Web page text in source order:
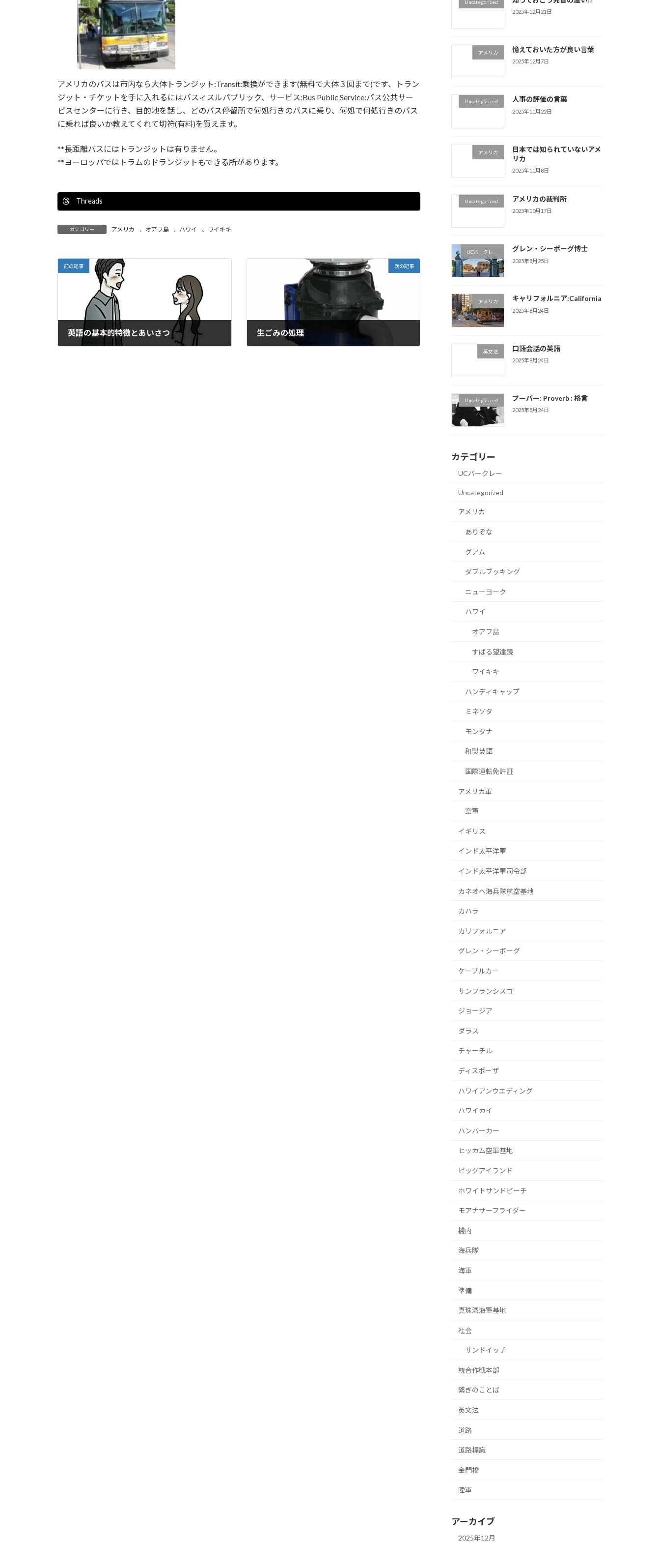
:
アメリカのバスは市内なら大体トランジット:Transit:乗換ができます(無料で大体３回まで)です、トラン
ジット・チケットを手に入れるにはバスィスルパプリック、サービス:Bus Public Service:バス公共サー
ビスセンターに行き、目的地を話し、どのバス停留所で何処行きのバスに乗り、何処で何処行きのバス
に乗れば良いか教えてくれて切符(有料)を買えます。
**長距離バスにはトランジットは有りません。
**ヨーロッパではトラムのドランジットもできる所があります。
Threads
カテゴリー アメリカ 、 オアフ島 、 ハワイ 、 ワイキキ
前の記事
英語の基本的特徴とあいさつ
次の記事
生ごみの処理
Uncategorized
2025年12月21日
アメリカ 憶えておいた方が良い言葉
2025年12月7日
Uncategorized 人事の評価の言葉
2025年11月22日
アメリカ
日本では知られていないアメ
リカ
2025年11月8日
Uncategorized アメリカの裁判所
2025年10月17日
UCバークレー グレン・シーボーグ博士
2025年8月25日
アメリカ キャリフォルニア:California
2025年8月24日
英文法 口語会話の英語
2025年8月24日
Uncategorized プーバー: Proverb : 格言
2025年8月24日
カテゴリー
UCバークレー
Uncategorized
アメリカ
ありぞな
グアム
ダブルブッキング
ニューヨーク
ハワイ
オアフ島
すばる望遠鏡
ワイキキ
ハンディキャップ
ミネソタ
モンタナ
和製英語
国際運転免許証
アメリカ軍
空軍
イギリス
インド太平洋軍
インド太平洋軍司令部
カネオヘ海兵隊航空基地
カハラ
カリフォルニア
グレン・シーボーグ
ケーブルカー
サンフランシスコ
ジョージア
ダラス
チャーチル
ディスポーザ
ハワイアンウエディング
ハワイカイ
ハンバーカー
ヒッカム空軍基地
ビッグアイランド
ホワイトサンドビーチ
モアナサーフライダー
機内
海兵隊
海軍
準備
真珠湾海軍基地
社会
サンドイッチ
統合作戦本部
繋ぎのことば
英文法
道路
道路標識
金門橋
陸軍
アーカイブ
2025年12月